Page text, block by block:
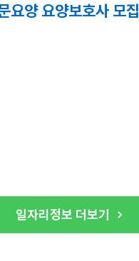
양 요양보호사 모집
일자리정보 더보기